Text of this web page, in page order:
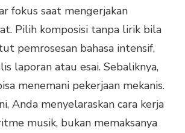
fokus saat mengerjakan
Pilih komposisi tanpa lirik bila
pemrosesan bahasa intensif,
laporan atau esai. Sebaliknya,
menemani pekerjaan mekanis.
Anda menyelaraskan cara kerja
musik, bukan memaksanya